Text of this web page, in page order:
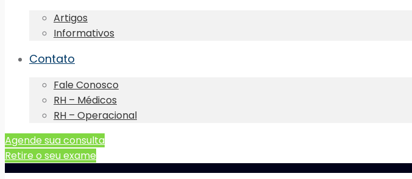
Artigos
Informativos
Contato
Fale Conosco
RH – Médicos
RH – Operacional
Agende sua consulta
Retire o seu exame